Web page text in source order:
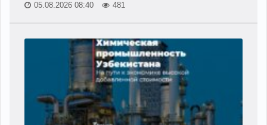
05.08.2026 08:40 481